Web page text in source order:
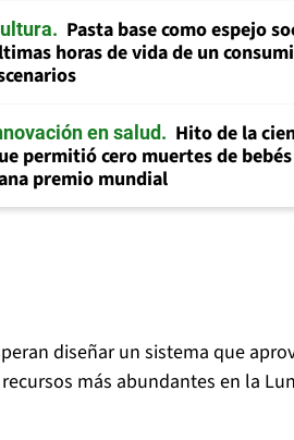
Pasta base como espejo
horas de vida de un
en salud
Hito de la
permitió cero muertes de
premio mundial
diseñar un sistema que
más abundantes en la